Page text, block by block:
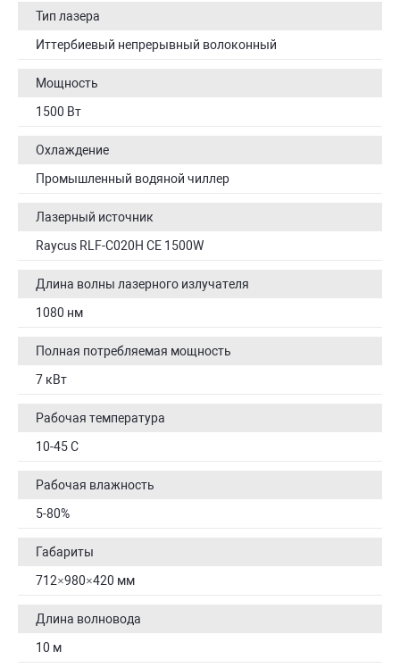
Тип лазера
Иттербиевый непрерывный волоконный
Мощность
1500 Вт
Охлаждение
Промышленный водяной чиллер
Лазерный источник
Raycus RLF-C020H СЕ 1500W
Длина волны лазерного излучателя
1080 нм
Полная потребляемая мощность
7 кВт
Рабочая температура
10-45 С
Рабочая влажность
5-80%
Габариты
712×980×420 мм
Длина волновода
10 м